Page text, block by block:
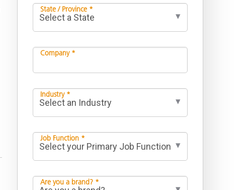
State / Province *
Company *
Industry *
Job Function *
Are you a brand? *